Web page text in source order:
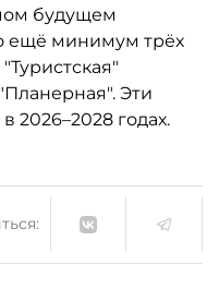
будущем
ещё минимум трёх
Эти
2026–2028 годах.